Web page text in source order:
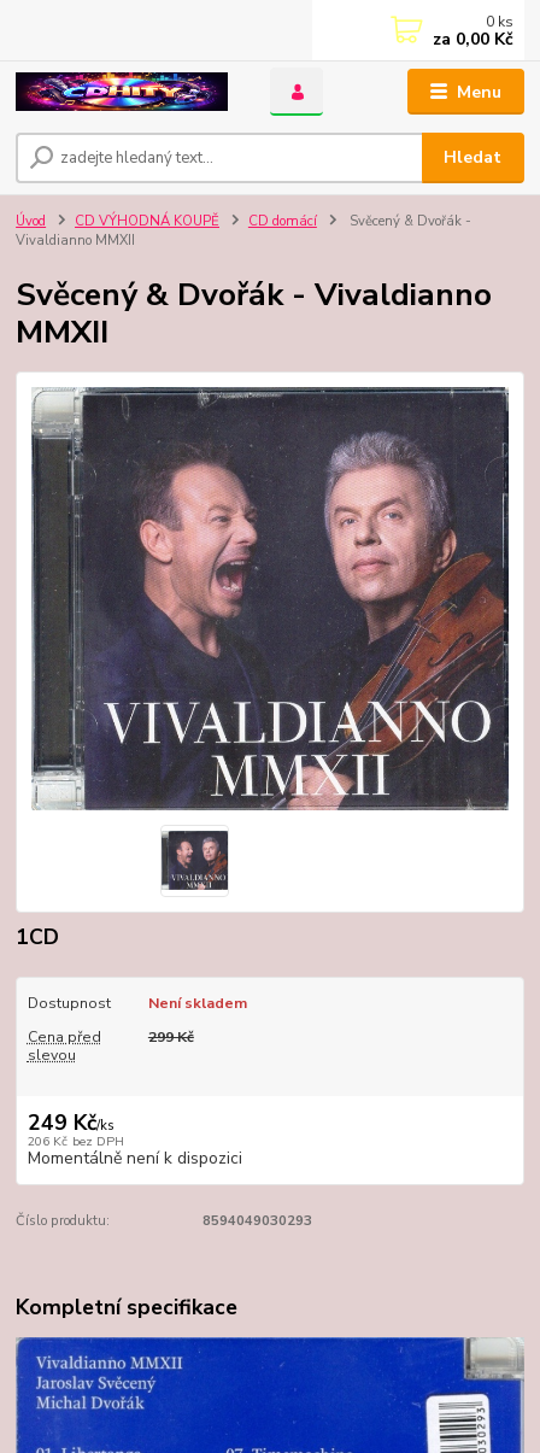
Menu
Hledat
0 ks
za 0,00 Kč
Úvod CD VÝHODNÁ KOUPĚ CD domácí
Svěcený & Dvořák -
Vivaldianno MMXII
Svěcený & Dvořák - Vivaldianno
MMXII
1CD
Dostupnost
Není skladem
Cena před
slevou
299 Kč
249 Kč/ks
206 Kč bez DPH
Momentálně není k dispozici
Číslo produktu: 8594049030293
Kompletní specifikace